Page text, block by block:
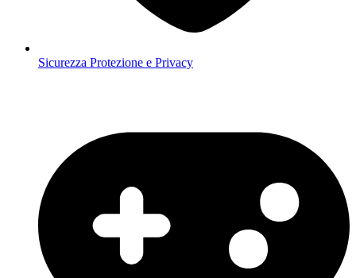
Sicurezza Protezione e Privacy